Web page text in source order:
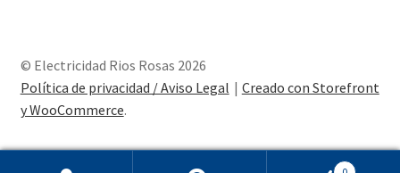
© Electricidad Rios Rosas 2026
Política de privacidad / Aviso Legal
Creado con Storefront
y WooCommerce.